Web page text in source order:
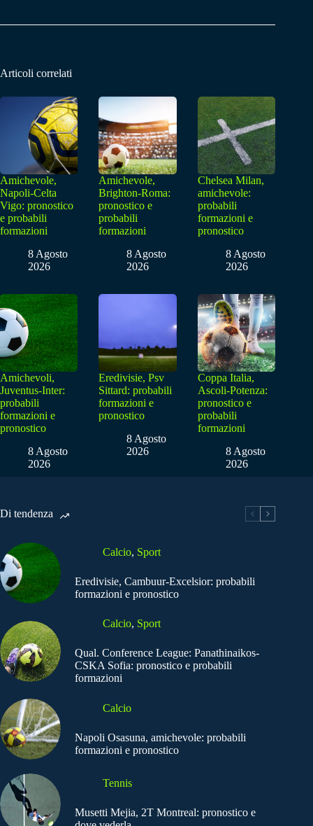
Articoli correlati
Amichevole,
Napoli-Celta
Vigo: pronostico
e probabili
formazioni
8 Agosto
2026
Amichevole,
Brighton-Roma:
pronostico e
probabili
formazioni
8 Agosto
2026
Chelsea Milan,
amichevole:
probabili
formazioni e
pronostico
8 Agosto
2026
Amichevoli,
Juventus-Inter:
probabili
formazioni e
pronostico
8 Agosto
2026
Eredivisie, Psv
Sittard: probabili
formazioni e
pronostico
8 Agosto
2026
Coppa Italia,
Ascoli-Potenza:
pronostico e
probabili
formazioni
8 Agosto
2026
Di tendenza
Calcio, Sport
Eredivisie, Cambuur-Excelsior: probabili
formazioni e pronostico
Calcio, Sport
Qual. Conference League: Panathinaikos-
CSKA Sofia: pronostico e probabili
formazioni
Calcio
Napoli Osasuna, amichevole: probabili
formazioni e pronostico
Tennis
Musetti Mejia, 2T Montreal: pronostico e